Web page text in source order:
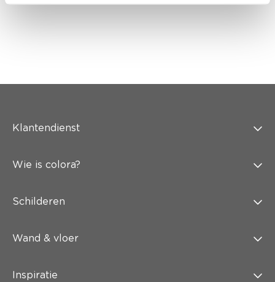
Klantendienst
Wie is colora?
Schilderen
Wand & vloer
Inspiratie